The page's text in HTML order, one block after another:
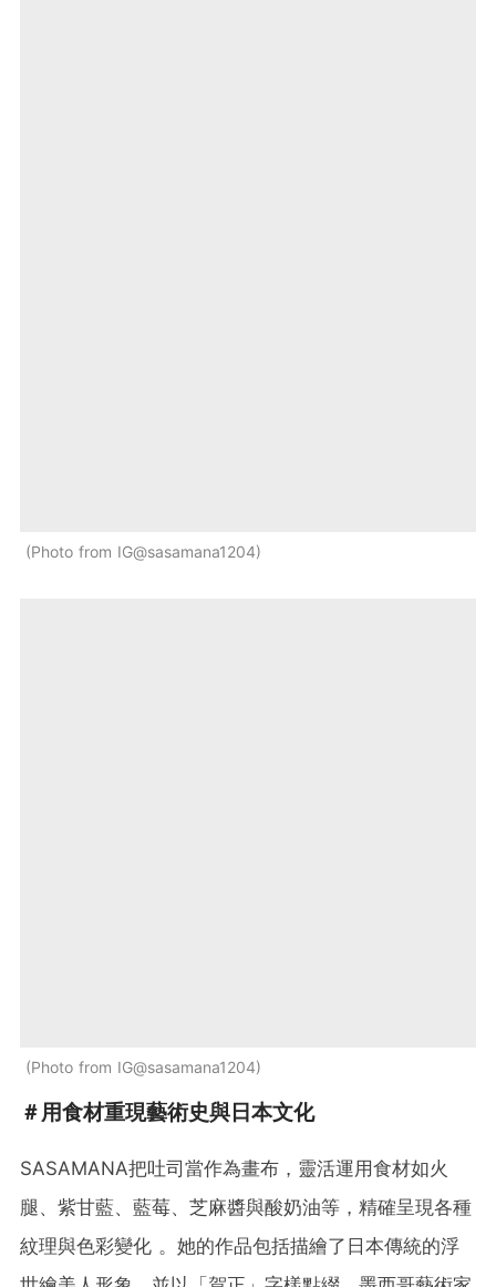
Photo from IG@sasamana1204
Photo from IG@sasamana1204
＃用食材重現藝術史與日本文化
SASAMANA把吐司當作為畫布，靈活運用食材如火
腿、紫甘藍、藍莓、芝麻醬與酸奶油等，精確呈現各種
紋理與色彩變化 。她的作品包括描繪了日本傳統的浮